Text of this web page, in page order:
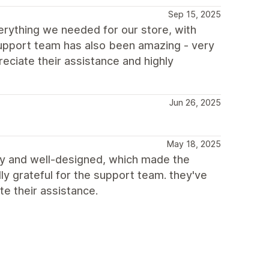
Sep 15, 2025
we needed for our store, with
team has also been amazing - very
their assistance and highly
Jun 26, 2025
May 18, 2025
and well-designed, which made the
grateful for the support team. they've
their assistance.